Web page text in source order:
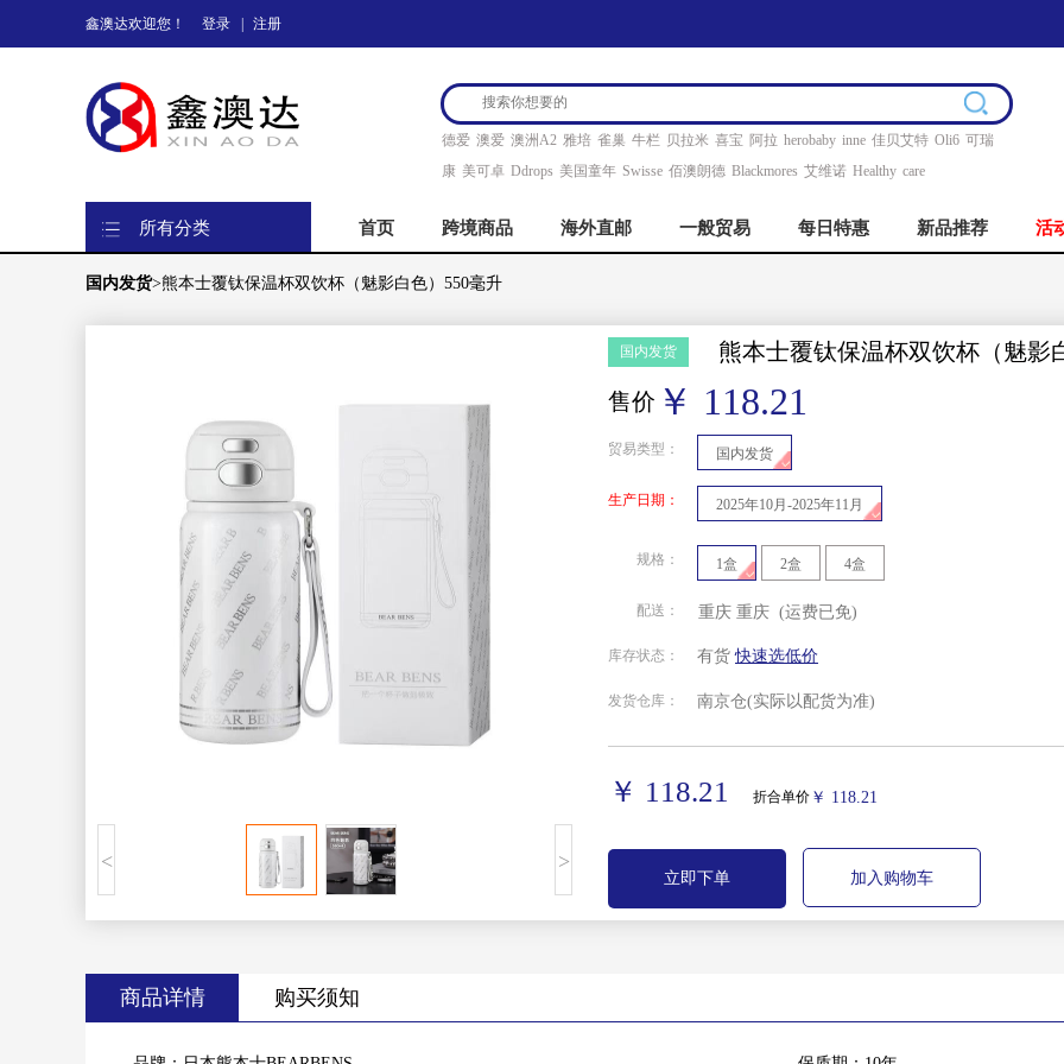
鑫澳达欢迎您！ 登录 注册
德爱 澳爱 澳洲A2 雅培 雀巢 牛栏 贝拉米 喜宝 阿拉 herobaby inne 佳贝艾特 Oli6 可瑞
康 美可卓 Ddrops 美国童年 Swisse 佰澳朗德 Blackmores 艾维诺 Healthy care
所有分类 首页 跨境商品 海外直邮 一般贸易 每日特惠 新品推荐 活
国内发货>熊本士覆钛保温杯双饮杯（魅影白色）550毫升
< >
国内发货
熊本士覆钛保温杯双饮杯（魅影
售价 ￥ 118.21
贸易类型： 国内发货
生产日期： 2025年10月-2025年11月
规格： 1盒 2盒 4盒
配送： 重庆 重庆 (运费已免)
北京 安徽
宁夏回族
自治区
青海 山东
四川 天津
西藏自治
新疆维吾
库存状态： 有货 快速选低价
发货仓库： 南京仓(实际以配货为准)
￥ 118.21 折合单价 ￥ 118.21
立即下单 加入购物车
商品详情 购买须知